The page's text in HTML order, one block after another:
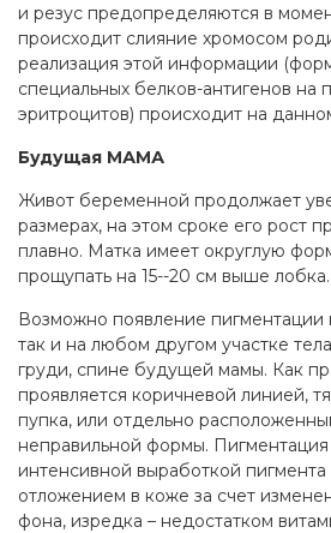
и резус предопределяются в
происходит слияние хромосом
реализация этой информации
специальных белков-антигенов на
эритроцитов) происходит на
Будущая МАМА
Живот беременной продолжает
размерах, на этом сроке его рост
плавно. Матка имеет округлую
прощупать на 15--20 см выше лобка.
Возможно появление пигментации
так и на любом другом участке
груди, спине будущей мамы. Как
проявляется коричневой линией,
пупка, или отдельно
неправильной формы.
интенсивной выработкой
отложением в коже за счет
фона, изредка – недостатком